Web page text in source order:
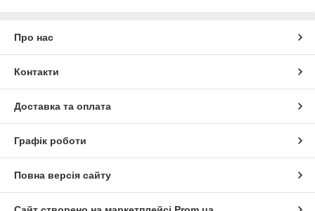
Про нас
Контакти
Доставка та оплата
Графік роботи
Повна версія сайту